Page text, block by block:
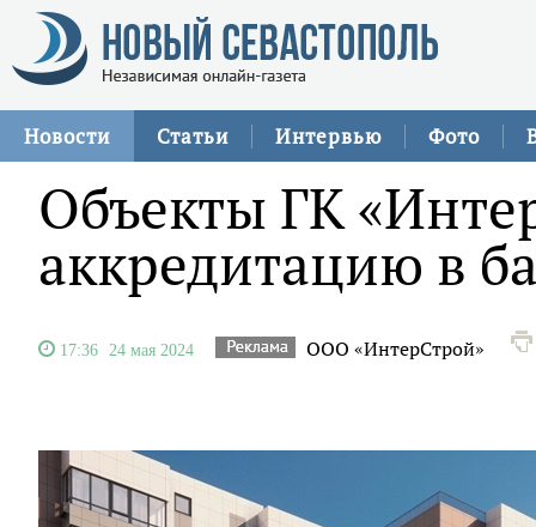
Новости Статьи Интервью Фото
Объекты ГК
аккредитацию в
17:36 24 мая 2024 ООО «ИнтерСтрой»